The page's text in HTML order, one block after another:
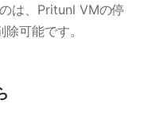
は、Pritunl VMの停
可能です。